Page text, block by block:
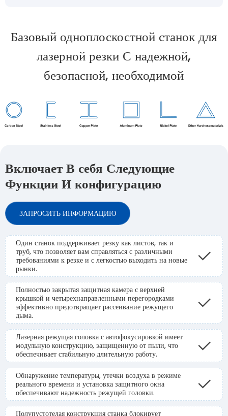
Базовый одноплоскостной станок для
лазерной резки С надежной,
безопасной, необходимой
Включает В себя Следующие
Функции И конфигурацию
ЗАПРОСИТЬ ИНФОРМАЦИЮ
Один станок поддерживает резку как листов, так и
труб, что позволяет вам справляться с различными
требованиями к резке и с легкостью выходить на новые
рынки.
Полностью закрытая защитная камера с верхней
крышкой и четырехнаправленными перегородками
эффективно предотвращает рассеивание режущего
дыма.
Лазерная режущая головка с автофокусировкой имеет
модульную конструкцию, защищенную от пыли, что
обеспечивает стабильную длительную работу.
Обнаружение температуры, утечки воздуха в режиме
реального времени и установка защитного окна
обеспечивают надежность режущей головки.
Полупустотелая конструкция станка блокирует